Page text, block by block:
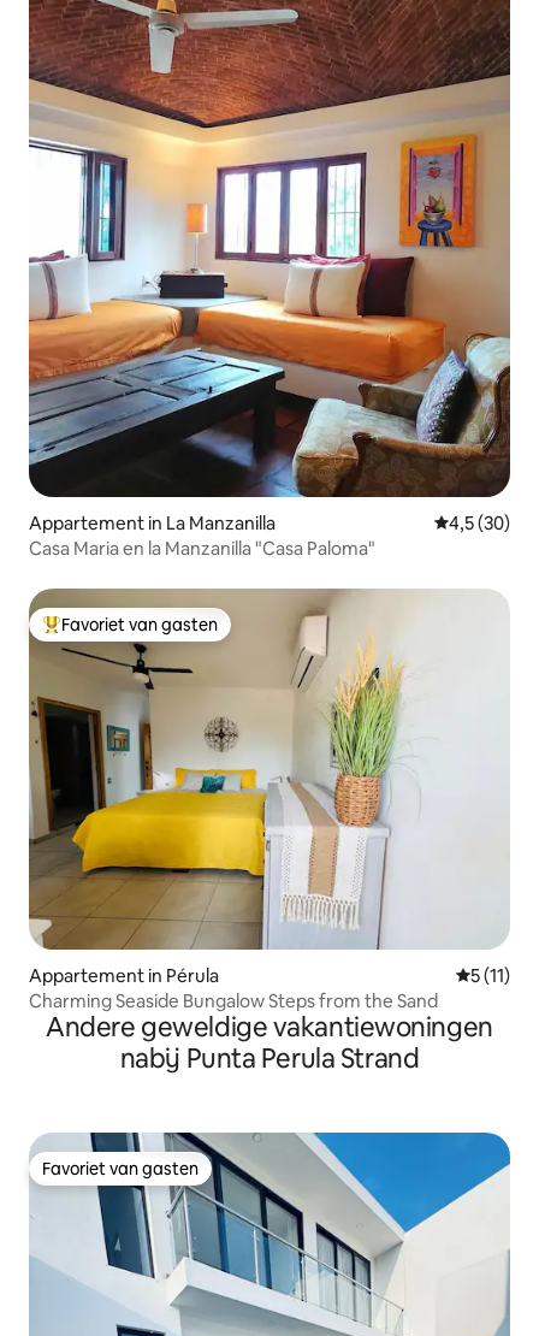
Appartement in La Manzanilla
4,5 (30)
Casa Maria en la Manzanilla "Casa Paloma"
Topfavoriet van gasten
Favoriet van gasten
Appartement in Pérula
5 (11)
Charming Seaside Bungalow Steps from the Sand
Andere geweldige vakantiewoningen
nabij Punta Perula Strand
Favoriet van gasten
Favoriet van gasten